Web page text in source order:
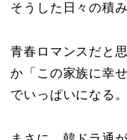
そうした日々の積
青春ロマンスだと
か「この家族に幸
でいっぱいになる。